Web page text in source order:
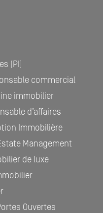
(PI)
commercial
immobilier
d’affaires
Immobilière
Management
de luxe
Ouvertes